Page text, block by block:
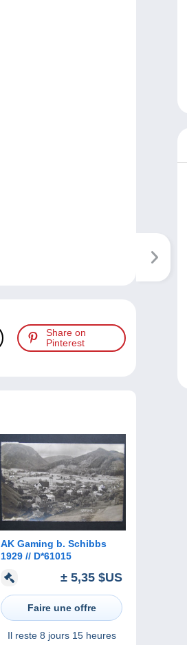
Share on
Pinterest
AK Gaming b. Schibbs
1929 // D*61015
± 5,35 $US
Faire une offre
Il reste 8 jours 15 heures